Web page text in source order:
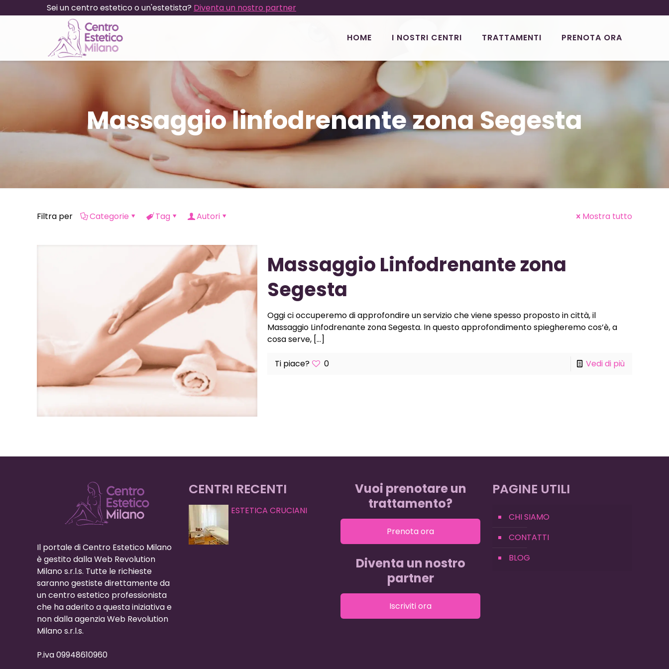
Sei un centro estetico o un'estetista? Diventa un nostro partner
HOME I NOSTRI CENTRI TRATTAMENTI PRENOTA ORA
Massaggio linfodrenante zona Segesta
Filtra per Categorie Tag Autori Mostra tutto
Massaggio Linfodrenante zona
Segesta
Oggi ci occuperemo di approfondire un servizio che viene spesso proposto in città, il
Massaggio Linfodrenante zona Segesta. In questo approfondimento spiegheremo cos’è, a
cosa serve,[…]
Ti piace? 0 Vedi di più
Il portale di Centro Estetico Milano
è gestito dalla Web Revolution
Milano s.r.l.s. Tutte le richieste
saranno gestiste direttamente da
un centro estetico professionista
che ha aderito a questa iniziativa e
non dalla agenzia Web Revolution
Milano s.r.l.s.
P.iva 09948610960
CENTRI RECENTI
ESTETICA CRUCIANI
Vuoi prenotare un
trattamento?
Prenota ora
Diventa un nostro
partner
Iscriviti ora
PAGINE UTILI
CHI SIAMO
CONTATTI
BLOG